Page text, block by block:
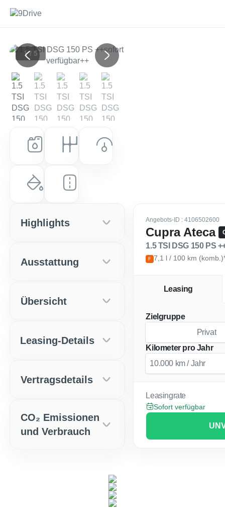
Previous Next
1 / 5
Kraftstoff
Benzin Automatik
Leistung (PS)
150 PS (110 kW)
Farbe
"Magic" Schwarz
Laufleistung
0 km
Angebots-ID : 4106502600
Cupra Ateca
1.5
F 7,1 l / 100 km
Leasing
Zielgruppe
Privat
Kilometer pro Jahr
Leasingrate
Sofort verfügbar
Highlights
Ausstattung
Übersicht
Leasing-Details
Vertragsdetails
CO₂ Emissionen
und Verbrauch